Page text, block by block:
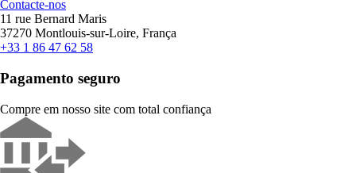
Contacte-nos
11 rue Bernard Maris
37270 Montlouis-sur-Loire, França
+33 1 86 47 62 58
Pagamento seguro
Compre em nosso site com total confiança